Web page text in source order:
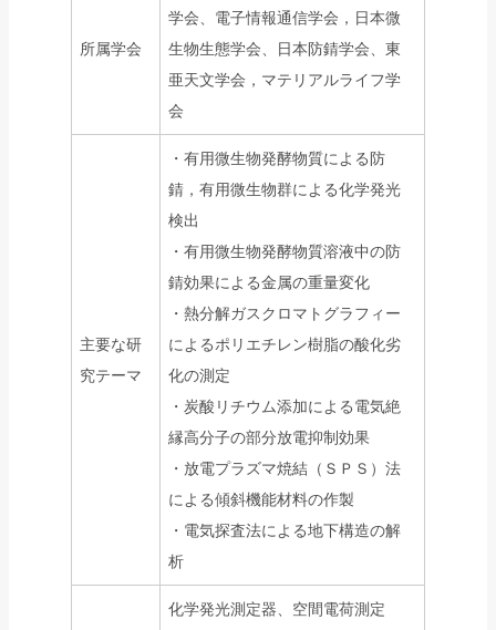
所属学会
学会、電子情報通信学会，日本微
生物生態学会、日本防錆学会、東
亜天文学会，マテリアルライフ学
会
主要な研
究テーマ
・有用微生物発酵物質による防
錆，有用微生物群による化学発光
検出
・有用微生物発酵物質溶液中の防
錆効果による金属の重量変化
・熱分解ガスクロマトグラフィー
によるポリエチレン樹脂の酸化劣
化の測定
・炭酸リチウム添加による電気絶
縁高分子の部分放電抑制効果
・放電プラズマ焼結（ＳＰＳ）法
による傾斜機能材料の作製
・電気探査法による地下構造の解
析
化学発光測定器、空間電荷測定